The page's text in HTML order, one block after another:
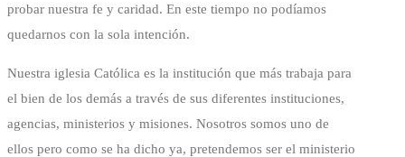
probar nuestra fe y caridad. En este tiempo no podíamos
quedarnos con la sola intención.
Nuestra iglesia Católica es la institución que más trabaja para
el bien de los demás a través de sus diferentes instituciones,
agencias, ministerios y misiones. Nosotros somos uno de
ellos pero como se ha dicho ya, pretendemos ser el ministerio